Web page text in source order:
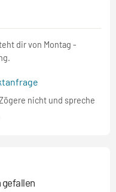
dir von Montag -
nicht und spreche
gefallen